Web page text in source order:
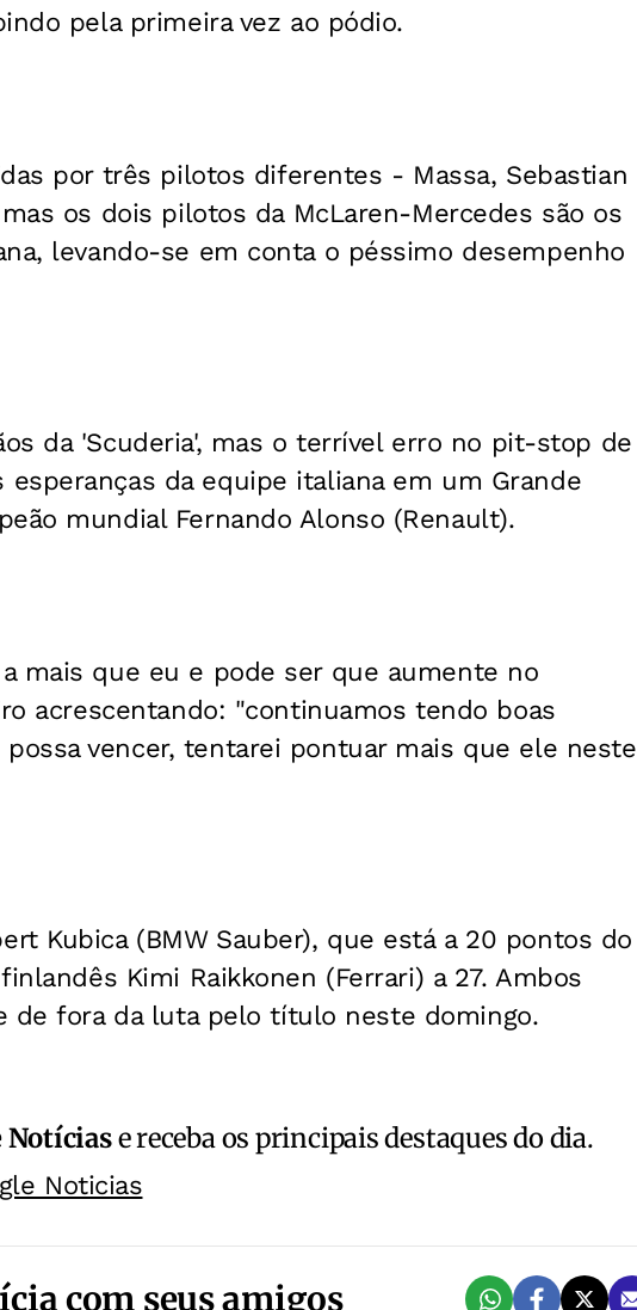
pela primeira vez ao pódio.
por três pilotos diferentes - Massa, Sebastian
os dois pilotos da McLaren-Mercedes são os
levando-se em conta o péssimo desempenho
da 'Scuderia', mas o terrível erro no pit-stop de
esperanças da equipe italiana em um Grande
mundial Fernando Alonso (Renault).
mais que eu e pode ser que aumente no
acrescentando: "continuamos tendo boas
vencer, tentarei pontuar mais que ele neste
Kubica (BMW Sauber), que está a 20 pontos do
Kimi Raikkonen (Ferrari) a 27. Ambos
de fora da luta pelo título neste domingo.
Notíciase receba os principais destaques do dia.
Noticias
com seus amigos